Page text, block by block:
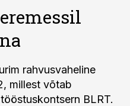
rahvusvaheline
millest võtab
BLRT.